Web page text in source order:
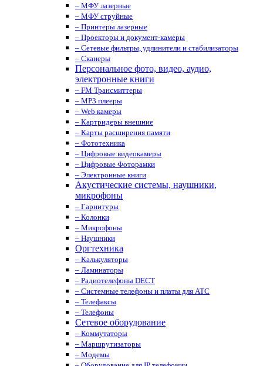
– МФУ лазерные
– МФУ струйные
– Принтеры лазерные
– Проекторы и документ-камеры
– Сетевые фильтры, удлинители и стабилизаторы
– Сканеры
Персональное фото, видео, аудио,
электронные книги
– FM Трансмиттеры
– MP3 плееры
– Web камеры
– Картридеры внешние
– Карты расширения памяти
– Фототехника
– Цифровые видеокамеры
– Цифровые Фоторамки
– Электронные книги
Акустические системы, наушники,
микрофоны
– Гарнитуры
– Колонки
– Микрофоны
– Наушники
Оргтехника
– Калькуляторы
– Ламинаторы
– Радиотелефоны DECT
– Системные телефоны и платы для АТС
– Телефаксы
– Телефоны
Сетевое оборудование
– Коммутаторы
– Маршрутизаторы
– Модемы